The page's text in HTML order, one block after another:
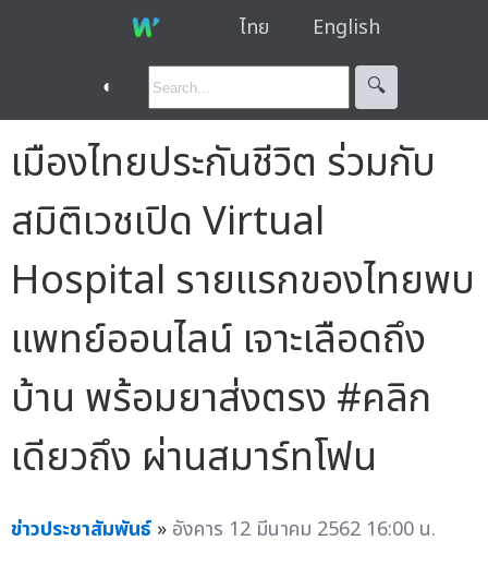
ไทย English
◐ 🔍︎
เมืองไทยประกันชีวิต ร่วมกับ
สมิติเวชเปิด Virtual
Hospital รายแรกของไทยพบ
แพทย์ออนไลน์ เจาะเลือดถึง
บ้าน พร้อมยาส่งตรง #คลิก
เดียวถึง ผ่านสมาร์ทโฟน
ข่าวประชาสัมพันธ์ » อังคาร 12 มีนาคม 2562 16:00 น.